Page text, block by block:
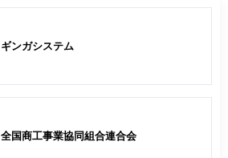
ギンガシステム
全国商工事業協同組合連合会